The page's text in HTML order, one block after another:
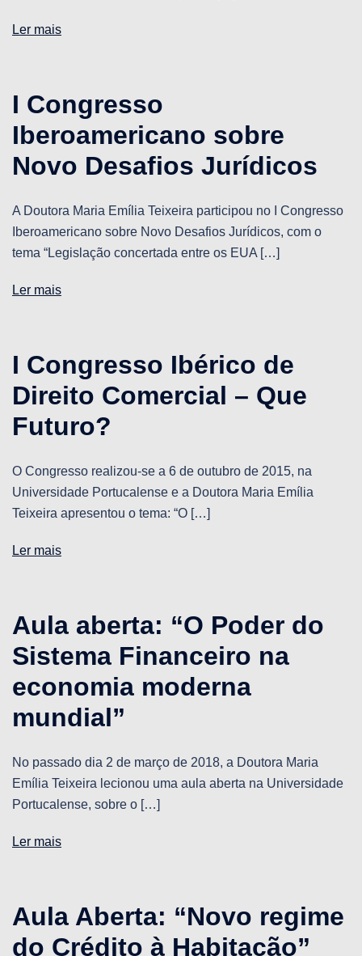
Ler mais
I Congresso
Iberoamericano sobre
Novo Desafios Jurídicos
A Doutora Maria Emília Teixeira participou no I Congresso
Iberoamericano sobre Novo Desafios Jurídicos, com o
tema “Legislação concertada entre os EUA […]
Ler mais
I Congresso Ibérico de
Direito Comercial – Que
Futuro?
O Congresso realizou-se a 6 de outubro de 2015, na
Universidade Portucalense e a Doutora Maria Emília
Teixeira apresentou o tema: “O […]
Ler mais
Aula aberta: “O Poder do
Sistema Financeiro na
economia moderna
mundial”
No passado dia 2 de março de 2018, a Doutora Maria
Emília Teixeira lecionou uma aula aberta na Universidade
Portucalense, sobre o […]
Ler mais
Aula Aberta: “Novo regime
do Crédito à Habitação”